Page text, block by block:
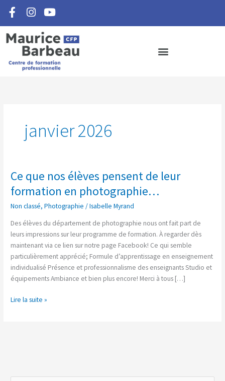
contenu
F
a
c
e
b
o
I
n
s
t
a
g
r
Y
o
u
t
u
b
e
janvier 2026
Ce que nos élèves pensent de leur
formation en photographie…
Non classé,Photographie /Isabelle Myrand
Des élèves du département de photographie nous ont fait part de
leurs impressions sur leur programme de formation. À regarder dès
maintenant via ce lien sur notre page Facebook! Ce qui semble
particulièrement apprécié; Formule d’apprentissage en enseignement
individualisé Présence et professionnalisme des enseignants Studio et
équipements Ambiance et bien plus encore! Merci à tous […]
Ce
que
nos
élèves
en
Lire la suite »